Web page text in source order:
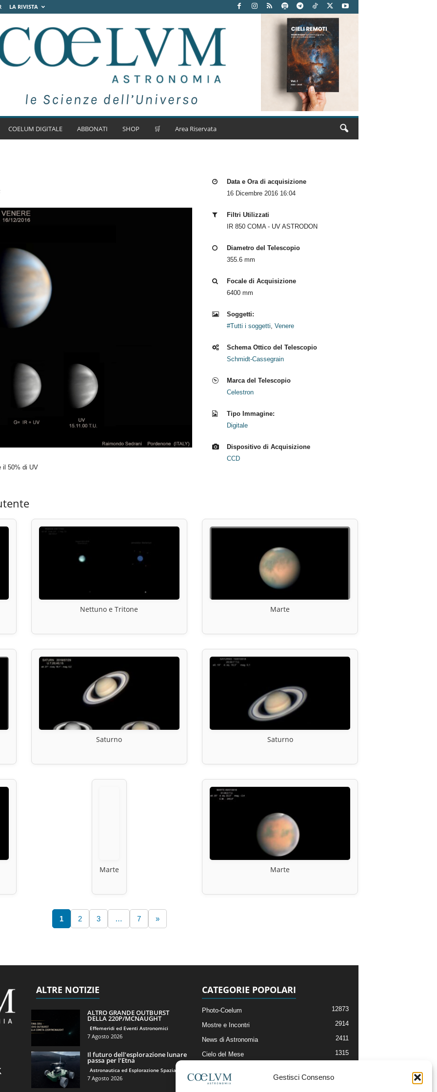
Gestisci Consenso
LA RIVISTA
COELUM DIGITALE ABBONATI SHOP 🛒 Area Riservata
il 50% di UV
Data e Ora di acquisizione
16 Dicembre 2016 16:04
Filtri Utilizzati
IR 850 COMA - UV ASTRODON
Diametro del Telescopio
355.6 mm
Focale di Acquisizione
6400 mm
Soggetti:
#Tutti i soggetti, Venere
Schema Ottico del Telescopio
Schmidt-Cassegrain
Marca del Telescopio
Celestron
Tipo Immagine:
Digitale
Dispositivo di Acquisizione
CCD
Nettuno e Tritone Marte
Saturno Saturno
Marte Marte
1 2 3 … 7 »
ALTRE NOTIZIE
ALTRO GRANDE OUTBURST
DELLA 220P/MCNAUGHT
Effemeridi ed Eventi Astronomici
7 Agosto 2026
Il futuro dell’esplorazione lunare
passa per l’Etna
Astronautica ed Esplorazione Spaziale
7 Agosto 2026
CATEGORIE POPOLARI
Photo-Coelum 12873
Mostre e Incontri 2914
News di Astronomia 2411
Cielo del Mese 1315
Articoli e Risorse On-Line